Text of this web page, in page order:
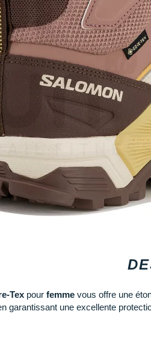
Tex pour femme vous offre une
garantissant une excellente